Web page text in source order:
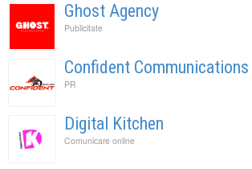
Ghost Agency
Publicitate
Confident Communications
PR
Digital Kitchen
Comunicare online